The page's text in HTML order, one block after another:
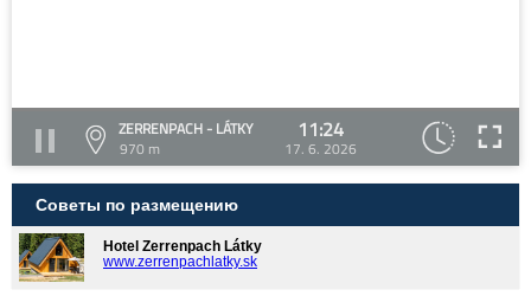
ZERRENPACH - LÁTKY
970 m
11:24
17. 6. 2026
Советы по размещению
Hotel Zerrenpach Látky
www.zerrenpachlatky.sk